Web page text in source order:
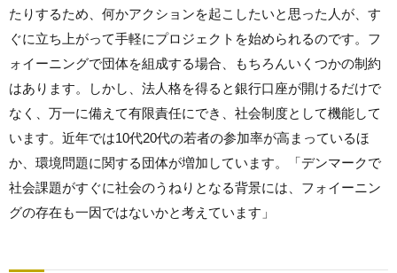
たりするため、何かアクションを起こしたいと思った人が、す
ぐに立ち上がって手軽にプロジェクトを始められるのです。フ
ォイーニングで団体を組成する場合、もちろんいくつかの制約
はあります。しかし、法人格を得ると銀行口座が開けるだけで
なく、万一に備えて有限責任にでき、社会制度として機能して
います。近年では10代20代の若者の参加率が高まっているほ
か、環境問題に関する団体が増加しています。「デンマークで
社会課題がすぐに社会のうねりとなる背景には、フォイーニン
グの存在も一因ではないかと考えています」